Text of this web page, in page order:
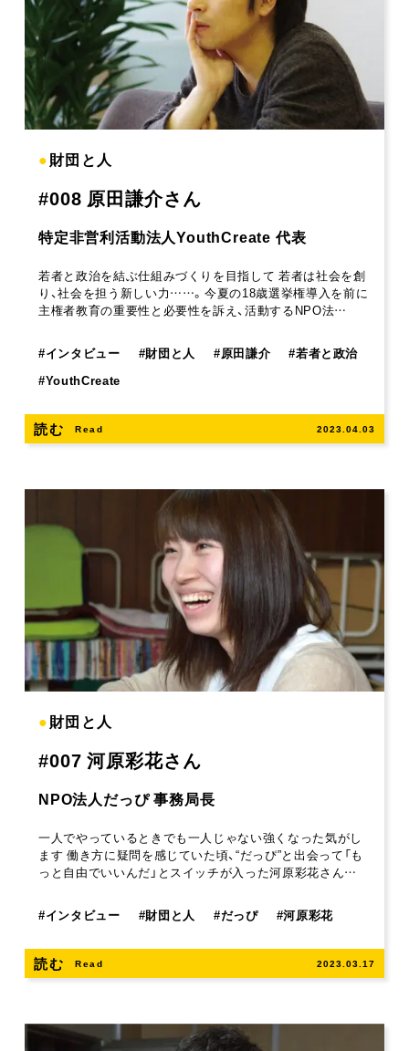
●財団と人
#008 原田謙介さん
特定非営利活動法人YouthCreate 代表
若者と政治を結ぶ仕組みづくりを目指して 若者は社会を創
り、社会を担う新しい力……。今夏の18歳選挙権導入を前に
主権者教育の重要性と必要性を訴え、活動するNPO法…
#インタビュー #財団と人 #原田謙介 #若者と政治
#YouthCreate
読む Read 2023.04.03
●財団と人
#007 河原彩花さん
NPO法人だっぴ 事務局長
一人でやっているときでも一人じゃない強くなった気がし
ます 働き方に疑問を感じていた頃、“だっぴ”と出会って「も
っと自由でいいんだ」とスイッチが入った河原彩花さん…
#インタビュー #財団と人 #だっぴ #河原彩花
読む Read 2023.03.17